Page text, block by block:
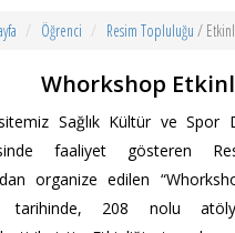
Öğrenci Resim Topluluğu /
Whorkshop
Sağlık Kültür ve Spor
faaliyet gösteren
organize edilen
tarihinde, 208 nolu